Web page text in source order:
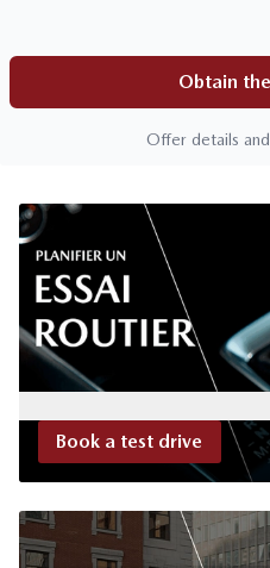
Obtain
Offer details
Book a test drive